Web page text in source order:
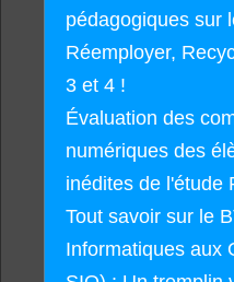
pédagogiques sur
Réemployer,
3 et 4 !
Évaluation des
numériques des
inédites de l'étude
Tout savoir sur le
Informatiques aux